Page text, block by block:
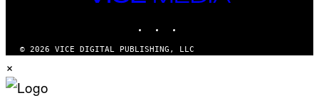
MEDIA
© 2026 VICE DIGITAL PUBLISHING, LLC
×